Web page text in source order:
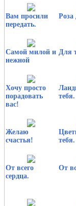
Вам просили
передать.
Роза
Самой милой и
нежной
Для
Хочу просто
порадовать
вас!
тебя.
Желаю
счастья!
тебя.
От всего
сердца.
От